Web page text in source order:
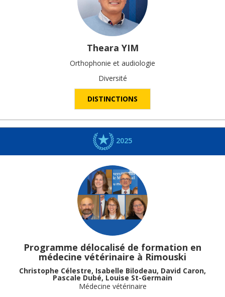
Theara YIM
Orthophonie et audiologie
Diversité
DISTINCTIONS
2025
Programme délocalisé de formation en
médecine vétérinaire à Rimouski
Christophe Célestre, Isabelle Bilodeau, David Caron,
Pascale Dubé, Louise St-Germain
Médecine vétérinaire